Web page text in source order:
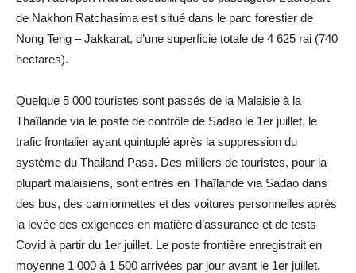
de Nakhon Ratchasima est situé dans le parc forestier de
Nong Teng – Jakkarat, d’une superficie totale de 4 625 rai (740
hectares).
Quelque 5 000 touristes sont passés de la Malaisie à la
Thaïlande via le poste de contrôle de Sadao le 1er juillet, le
trafic frontalier ayant quintuplé après la suppression du
système du Thailand Pass. Des milliers de touristes, pour la
plupart malaisiens, sont entrés en Thaïlande via Sadao dans
des bus, des camionnettes et des voitures personnelles après
la levée des exigences en matière d’assurance et de tests
Covid à partir du 1er juillet. Le poste frontière enregistrait en
moyenne 1 000 à 1 500 arrivées par jour avant le 1er juillet.